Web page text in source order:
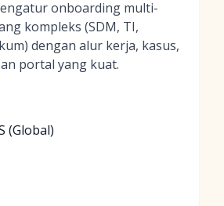
onboarding multi-
kompleks (SDM, TI,
dengan alur kerja, kasus,
portal yang kuat.
(Global)